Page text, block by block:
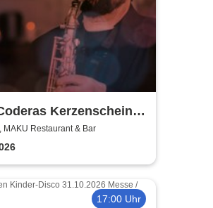
Kerzenschein
MAKU Restaurant & Bar
17:00 Uhr